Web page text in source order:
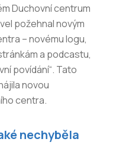
Duchovní centrum
požehnal novým
– novému logu,
a podcastu,
povídání“. Tato
novou
centra.
nechyběla